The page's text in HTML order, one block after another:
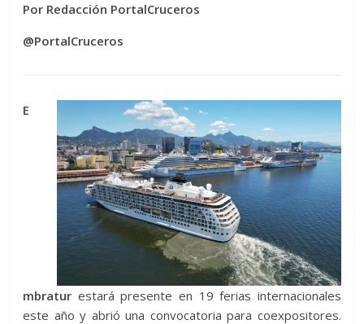
Por Redacción PortalCruceros
@PortalCruceros
E
mbratur estará presente en 19 ferias internacionales
este año y abrió una convocatoria para coexpositores.